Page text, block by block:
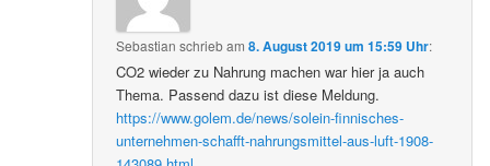
Sebastian schriebam8. August 2019 um 15:59 Uhr:
CO2 wieder zu Nahrung machen war hier ja auch
Thema. Passend dazu ist diese Meldung.
https://www.golem.de/news/solein-finnisches-
unternehmen-schafft-nahrungsmittel-aus-luft-1908-